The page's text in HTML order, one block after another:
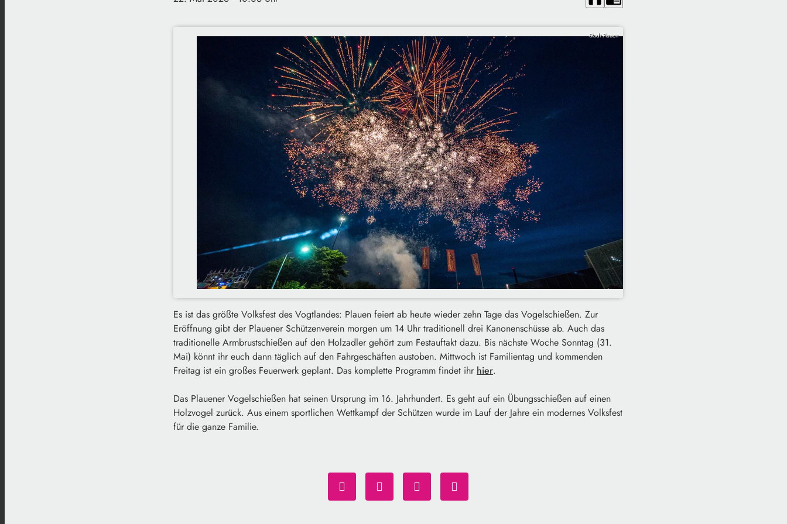
Stadt Plauen
Es ist das größte Volksfest des Vogtlandes: Plauen feiert ab heute wieder zehn Tage das Vogelschießen. Zur
Eröffnung gibt der Plauener Schützenverein morgen um 14 Uhr traditionell drei Kanonenschüsse ab. Auch das
traditionelle Armbrustschießen auf den Holzadler gehört zum Festauftakt dazu. Bis nächste Woche Sonntag (31.
Mai) könnt ihr euch dann täglich auf den Fahrgeschäften austoben. Mittwoch ist Familientag und kommenden
Freitag ist ein großes Feuerwerk geplant. Das komplette Programm findet ihr hier.
Das Plauener Vogelschießen hat seinen Ursprung im 16. Jahrhundert. Es geht auf ein Übungsschießen auf einen
Holzvogel zurück. Aus einem sportlichen Wettkampf der Schützen wurde im Lauf der Jahre ein modernes Volksfest
für die ganze Familie.